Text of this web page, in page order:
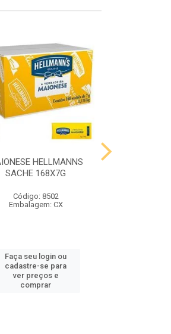
HELLMANNS
SACHE 168X7G
Código: 8502
Embalagem: CX
Faça seu login ou
cadastre-se para
ver preços e
comprar